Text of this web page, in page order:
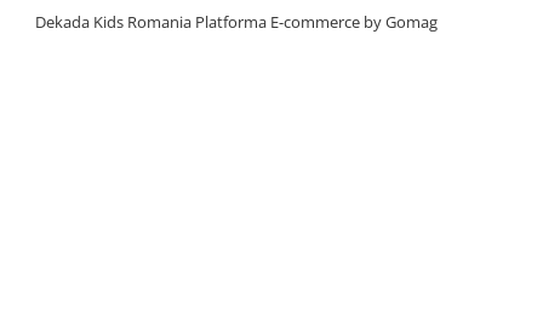
Dekada Kids Romania Platforma E-commerce by Gomag